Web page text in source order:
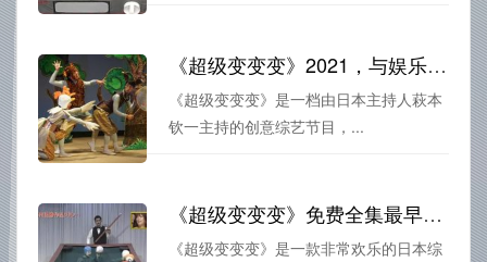
《超级变变变》2021，与娱乐界巨星一起体验奇妙的变形秀
《超级变变变》是一档由日本主持人萩本
钦一主持的创意综艺节目，...
《超级变变变》免费全集最早：让你在三分钟内变成一个流行歌曲
《超级变变变》是一款非常欢乐的日本综